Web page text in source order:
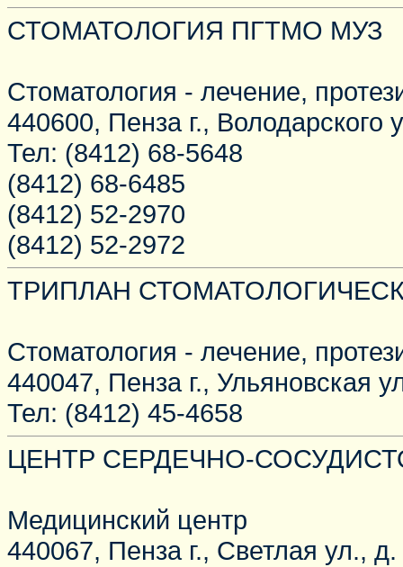
СТОМАТОЛОГИЯ ПГТМО МУЗ
Стоматология - лечение,
440600, Пенза г., Володарского
Тел: (8412) 68-5648
(8412) 68-6485
(8412) 52-2970
(8412) 52-2972
ТРИПЛАН
Стоматология - лечение,
440047, Пенза г., Ульяновская
Тел: (8412) 45-4658
ЦЕНТР СЕРДЕЧНО-
Медицинский центр
440067, Пенза г., Светлая ул., д.